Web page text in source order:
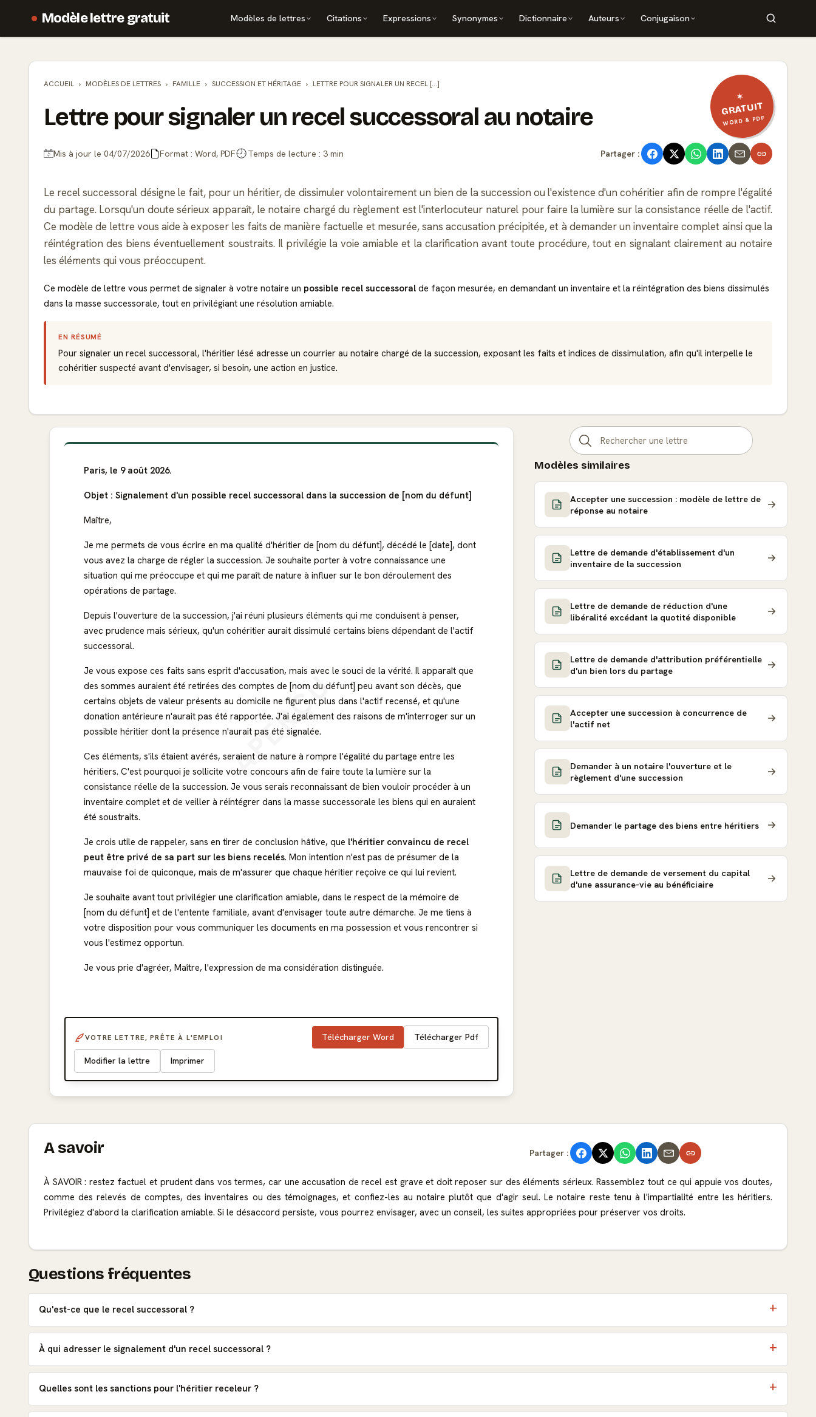
Modèle lettre gratuit Modèles de lettres Citations Expressions Synonymes Dictionnaire Auteurs Conjugaison
✶
GRATUIT
WORD & PDF
ACCUEIL MODÈLES DE LETTRES FAMILLE SUCCESSION ET HÉRITAGE LETTRE POUR SIGNALER UN RECEL [...]
Lettre pour signaler un recel successoral au notaire
Mis à jour le 04/07/2026 Format : Word, PDF Temps de lecture : 3 min Partager :
Le recel successoral désigne le fait, pour un héritier, de dissimuler volontairement un bien de la succession ou l'existence d'un cohéritier afin de rompre l'égalité
du partage. Lorsqu'un doute sérieux apparaît, le notaire chargé du règlement est l'interlocuteur naturel pour faire la lumière sur la consistance réelle de l'actif.
Ce modèle de lettre vous aide à exposer les faits de manière factuelle et mesurée, sans accusation précipitée, et à demander un inventaire complet ainsi que la
réintégration des biens éventuellement soustraits. Il privilégie la voie amiable et la clarification avant toute procédure, tout en signalant clairement au notaire
les éléments qui vous préoccupent.
Ce modèle de lettre vous permet de signaler à votre notaire un possible recel successoral de façon mesurée, en demandant un inventaire et la réintégration des biens dissimulés
dans la masse successorale, tout en privilégiant une résolution amiable.
EN RÉSUMÉ
Pour signaler un recel successoral, l'héritier lésé adresse un courrier au notaire chargé de la succession, exposant les faits et indices de dissimulation, afin qu'il interpelle le
cohéritier suspecté avant d'envisager, si besoin, une action en justice.
APERÇU
Paris, le 9 août 2026.
Objet : Signalement d'un possible recel successoral dans la succession de [nom du défunt]
Maître,
Je me permets de vous écrire en ma qualité d'héritier de [nom du défunt], décédé le [date], dont
vous avez la charge de régler la succession. Je souhaite porter à votre connaissance une
situation qui me préoccupe et qui me paraît de nature à influer sur le bon déroulement des
opérations de partage.
Depuis l'ouverture de la succession, j'ai réuni plusieurs éléments qui me conduisent à penser,
avec prudence mais sérieux, qu'un cohéritier aurait dissimulé certains biens dépendant de l'actif
successoral.
Je vous expose ces faits sans esprit d'accusation, mais avec le souci de la vérité. Il apparaît que
des sommes auraient été retirées des comptes de [nom du défunt] peu avant son décès, que
certains objets de valeur présents au domicile ne figurent plus dans l'actif recensé, et qu'une
donation antérieure n'aurait pas été rapportée. J'ai également des raisons de m'interroger sur un
possible héritier dont la présence n'aurait pas été signalée.
Ces éléments, s'ils étaient avérés, seraient de nature à rompre l'égalité du partage entre les
héritiers. C'est pourquoi je sollicite votre concours afin de faire toute la lumière sur la
consistance réelle de la succession. Je vous serais reconnaissant de bien vouloir procéder à un
inventaire complet et de veiller à réintégrer dans la masse successorale les biens qui en auraient
été soustraits.
Je crois utile de rappeler, sans en tirer de conclusion hâtive, que l'héritier convaincu de recel
peut être privé de sa part sur les biens recelés. Mon intention n'est pas de présumer de la
mauvaise foi de quiconque, mais de m'assurer que chaque héritier reçoive ce qui lui revient.
Je souhaite avant tout privilégier une clarification amiable, dans le respect de la mémoire de
[nom du défunt] et de l'entente familiale, avant d'envisager toute autre démarche. Je me tiens à
votre disposition pour vous communiquer les documents en ma possession et vous rencontrer si
vous l'estimez opportun.
Je vous prie d'agréer, Maître, l'expression de ma considération distinguée.
VOTRE LETTRE, PRÊTE À L'EMPLOI Télécharger Word Télécharger Pdf
Modifier la lettre Imprimer
Modèles similaires
Accepter une succession : modèle de lettre de
réponse au notaire
Lettre de demande d'établissement d'un
inventaire de la succession
Lettre de demande de réduction d'une
libéralité excédant la quotité disponible
Lettre de demande d'attribution préférentielle
d'un bien lors du partage
Accepter une succession à concurrence de
l'actif net
Demander à un notaire l'ouverture et le
règlement d'une succession
Demander le partage des biens entre héritiers
Lettre de demande de versement du capital
d'une assurance-vie au bénéficiaire
A savoir Partager :
À SAVOIR : restez factuel et prudent dans vos termes, car une accusation de recel est grave et doit reposer sur des éléments sérieux. Rassemblez tout ce qui appuie vos doutes,
comme des relevés de comptes, des inventaires ou des témoignages, et confiez-les au notaire plutôt que d'agir seul. Le notaire reste tenu à l'impartialité entre les héritiers.
Privilégiez d'abord la clarification amiable. Si le désaccord persiste, vous pourrez envisager, avec un conseil, les suites appropriées pour préserver vos droits.
Questions fréquentes
Qu'est-ce que le recel successoral ?
À qui adresser le signalement d'un recel successoral ?
Quelles sont les sanctions pour l'héritier receleur ?